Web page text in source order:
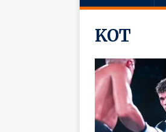
KOT